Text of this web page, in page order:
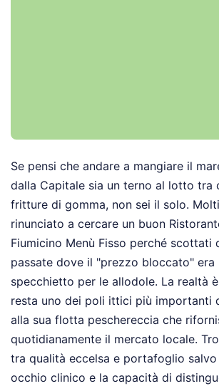
Se pensi che andare a mangiare il
dalla Capitale sia un terno al lotto tra
fritture di gomma, non sei il solo.
rinunciato a cercare un buon
Fiumicino Menù Fisso perché scottati
passate dove il "prezzo bloccato" era
specchietto per le allodole. La realtà
resta uno dei poli ittici più importanti
alla sua flotta peschereccia che
quotidianamente il mercato locale.
tra qualità eccelsa e portafoglio
occhio clinico e la capacità di